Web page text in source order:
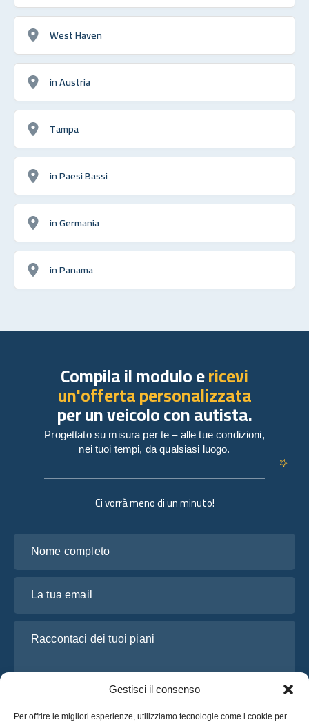
Gestisci il consenso
Per offrire le migliori esperienze, utilizziamo tecnologie come i cookie per
West Haven
in Austria
Tampa
in Paesi Bassi
in Germania
in Panama
Ci vorrà meno di un minuto!
Compila il modulo ericevi
un'offerta personalizzata
per un veicolo con autista.
Progettato su misura per te – alle tue condizioni,
nei tuoi tempi, da qualsiasi luogo.